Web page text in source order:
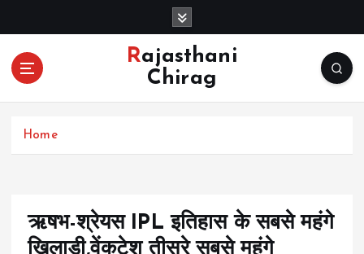
o
Rajasthani
Chirag
Home
ऋषभ-श्रेयस IPL इतिहास के सबसे महंगे
खिलाड़ी,वेंकटेश तीसरे सबसे महंगे